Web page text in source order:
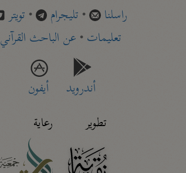
راسلنا • تليجرام • تويتر
تعليمات• عن الباحث القرآني
أندرويد
أيفون
تطوير
رعاية